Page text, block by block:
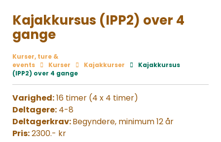
Kajakkursus (IPP2) over 4
gange
Kurser, ture &
events
Kurser Kajakkurser
Kajakkursus
(IPP2) over 4 gange
Varighed:16 timer (4 x 4 timer)
Deltagere: 4-8
Deltagerkrav:Begyndere, minimum 12 år
Pris:2300.- kr